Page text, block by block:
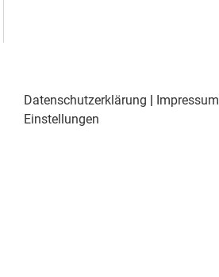
Datenschutzerklärung | Impressum
Einstellungen